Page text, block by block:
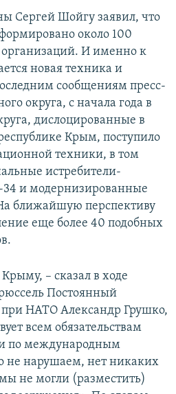
Сергей Шойгу заявил, что
около 100
И именно к
новая техника и
сообщениям пресс-
округа, с начала года в
дислоцированные в
Крым, поступило
техники, в том
истребители-
и модернизированные
ближайшую перспективу
еще более 40 подобных
– сказал в ходе
Постоянный
при НАТО Александр Грушко,
всем обязательствам
по международным
не нарушаем, нет никаких
не могли (разместить)